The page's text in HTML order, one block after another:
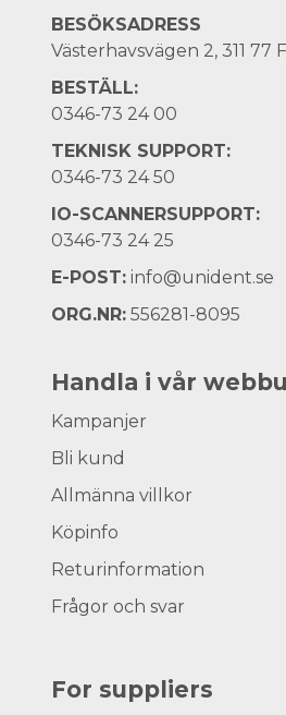
BESÖKSADRESS
Västerhavsvägen 2, 311 77
BESTÄLL:
0346-73 24 00
TEKNISK SUPPORT:
0346-73 24 50
IO-SCANNERSUPPORT:
0346-73 24 25
E-POST: info@unident.se
ORG.NR: 556281-8095
Handla i vår
Kampanjer
Bli kund
Allmänna villkor
Köpinfo
Returinformation
Frågor och svar
For suppliers